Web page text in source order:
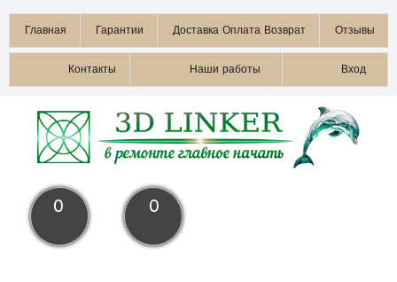
Главная Гарантии Доставка Оплата Возврат Отзывы
Контакты Наши работы Вход
0 0